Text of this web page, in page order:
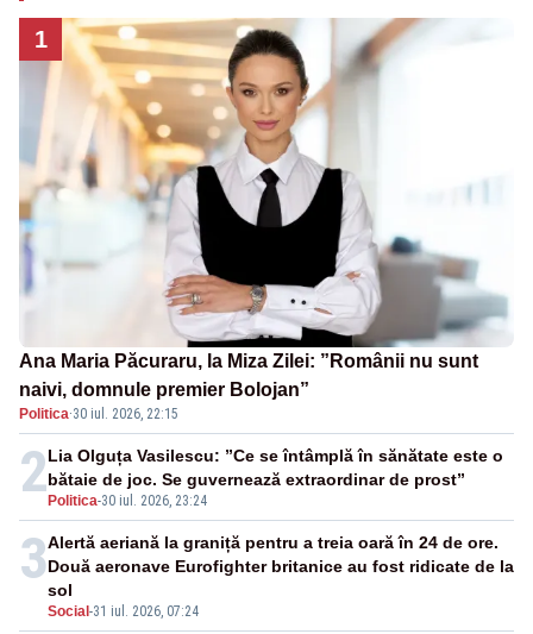
1
Ana Maria Păcuraru, la Miza Zilei: ”Românii nu sunt
naivi, domnule premier Bolojan”
Politica·30 iul. 2026, 22:15
2 Politica-30 iul. 2026, 23:24
Lia Olguța Vasilescu: ”Ce se întâmplă în sănătate este o
bătaie de joc. Se guvernează extraordinar de prost”
3
Social -31 iul. 2026, 07:24
Alertă aeriană la graniță pentru a treia oară în 24 de ore.
Două aeronave Eurofighter britanice au fost ridicate de la
sol